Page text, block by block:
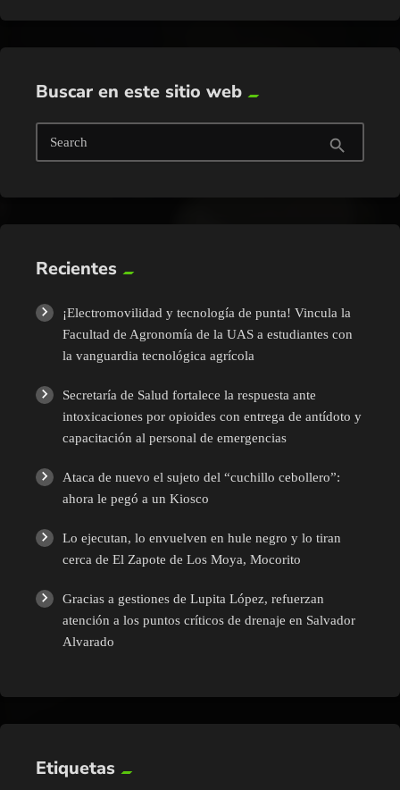
Buscar en este sitio web
Search search
Recientes
¡Electromovilidad y tecnología de punta! Vincula la
Facultad de Agronomía de la UAS a estudiantes con
la vanguardia tecnológica agrícola
Secretaría de Salud fortalece la respuesta ante
intoxicaciones por opioides con entrega de antídoto y
capacitación al personal de emergencias
Ataca de nuevo el sujeto del “cuchillo cebollero”:
ahora le pegó a un Kiosco
Lo ejecutan, lo envuelven en hule negro y lo tiran
cerca de El Zapote de Los Moya, Mocorito
Gracias a gestiones de Lupita López, refuerzan
atención a los puntos críticos de drenaje en Salvador
Alvarado
Etiquetas